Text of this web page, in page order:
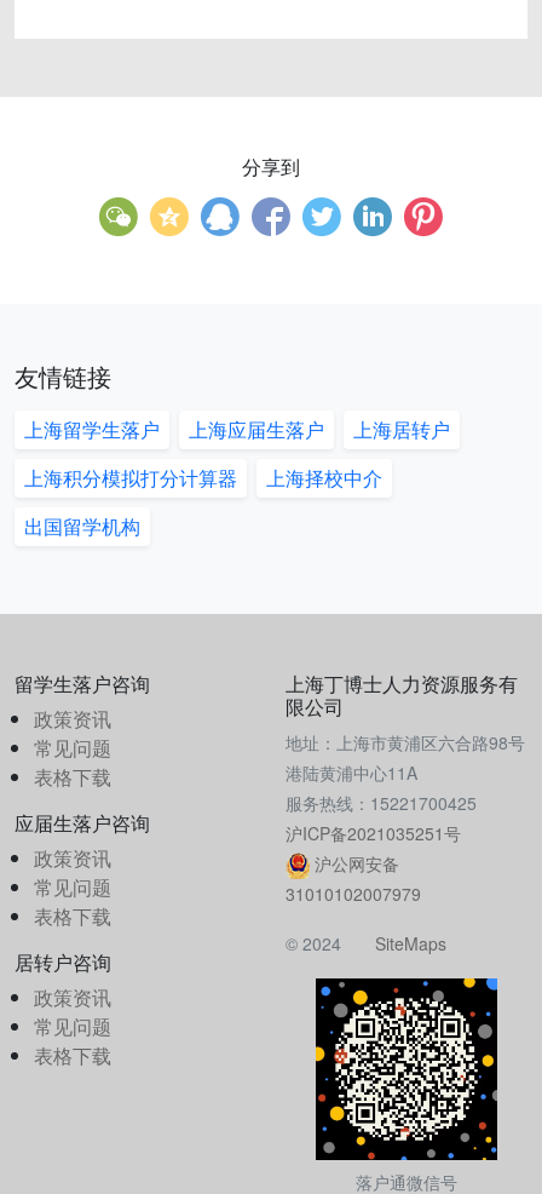
分享到
友情链接
上海留学生落户 上海应届生落户
上海居转户
上海积分模拟打分计算器
上海择校中介
出国留学机构
留学生落户咨询
政策资讯
常见问题
表格下载
应届生落户咨询
政策资讯
常见问题
表格下载
居转户咨询
政策资讯
常见问题
表格下载
上海丁博士人力资源服务有
限公司
地址：上海市黄浦区六合路98号
港陆黄浦中心11A
服务热线：15221700425
沪ICP备2021035251号
沪公网安备
31010102007979
© 2024 SiteMaps
落户通微信号